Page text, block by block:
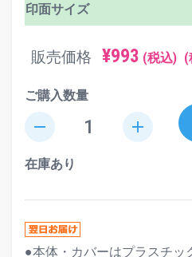
印面サイズ
販売価格 ¥993 (税込) (
ご購入数量
remove add
在庫あり
●本体・カバーはプラスチッ